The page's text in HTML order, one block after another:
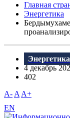
Главная
Энергетика
Энергетика
4 декабрь
402
A- A A+
EN